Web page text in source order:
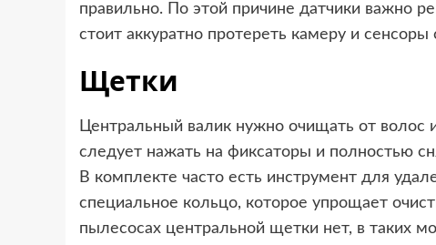
правильно. По этой причине датчики важно
стоит аккуратно протереть камеру и сенсоры
Щетки
Центральный валик нужно очищать от волос
следует нажать на фиксаторы и полностью
В комплекте часто есть инструмент для
специальное кольцо, которое упрощает
пылесосах центральной щетки нет, в таких